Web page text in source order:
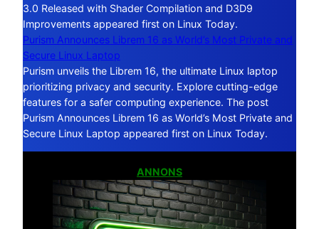
3.0 Released with Shader Compilation and D3D9
Improvements appeared first on Linux Today.
Purism Announces Librem 16 as World’s Most Private and
Secure Linux Laptop
Purism unveils the Librem 16, the ultimate Linux laptop
prioritizing privacy and security. Explore cutting-edge
features for a safer computing experience. The post
Purism Announces Librem 16 as World’s Most Private and
Secure Linux Laptop appeared first on Linux Today.
ANNONS